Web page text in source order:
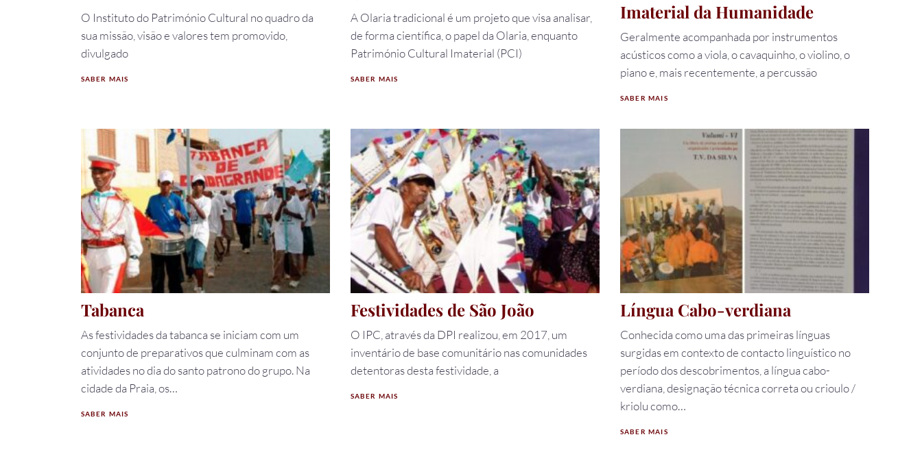
O Instituto do Património Cultural no quadro da
sua missão, visão e valores tem promovido,
divulgado
SABER MAIS
A Olaria tradicional é um projeto que visa analisar,
de forma científica, o papel da Olaria, enquanto
Património Cultural Imaterial (PCI)
SABER MAIS
Imaterial da Humanidade
Geralmente acompanhada por instrumentos
acústicos como a viola, o cavaquinho, o violino, o
piano e, mais recentemente, a percussão
SABER MAIS
Tabanca
As festividades da tabanca se iniciam com um
conjunto de preparativos que culminam com as
atividades no dia do santo patrono do grupo. Na
cidade da Praia, os…
SABER MAIS
Festividades de São João
O IPC, através da DPI realizou, em 2017, um
inventário de base comunitário nas comunidades
detentoras desta festividade, a
SABER MAIS
Língua Cabo-verdiana
Conhecida como uma das primeiras línguas
surgidas em contexto de contacto linguístico no
período dos descobrimentos, a língua cabo-
verdiana, designação técnica correta ou crioulo /
kriolu como…
SABER MAIS